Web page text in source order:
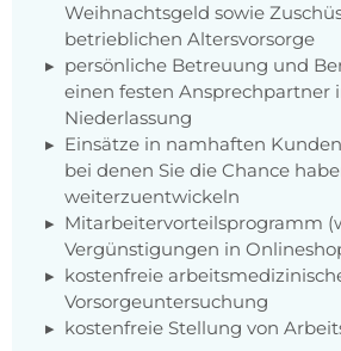
Weihnachtsgeld sowie
betrieblichen Altersvorsorge
persönliche Betreuung und
einen festen Ansprechpartner
Niederlassung
Einsätze in namhaften
bei denen Sie die Chance
weiterzuentwickeln
Mitarbeitervorteilsprogramm
Vergünstigungen in
kostenfreie
Vorsorgeuntersuchung
kostenfreie Stellung von